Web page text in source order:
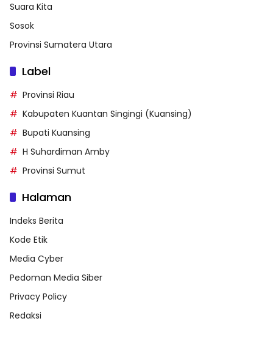
Suara Kita
Sosok
Provinsi Sumatera Utara
Label
Provinsi Riau
Kabupaten Kuantan Singingi (Kuansing)
Bupati Kuansing
H Suhardiman Amby
Provinsi Sumut
Halaman
Indeks Berita
Kode Etik
Media Cyber
Pedoman Media Siber
Privacy Policy
Redaksi